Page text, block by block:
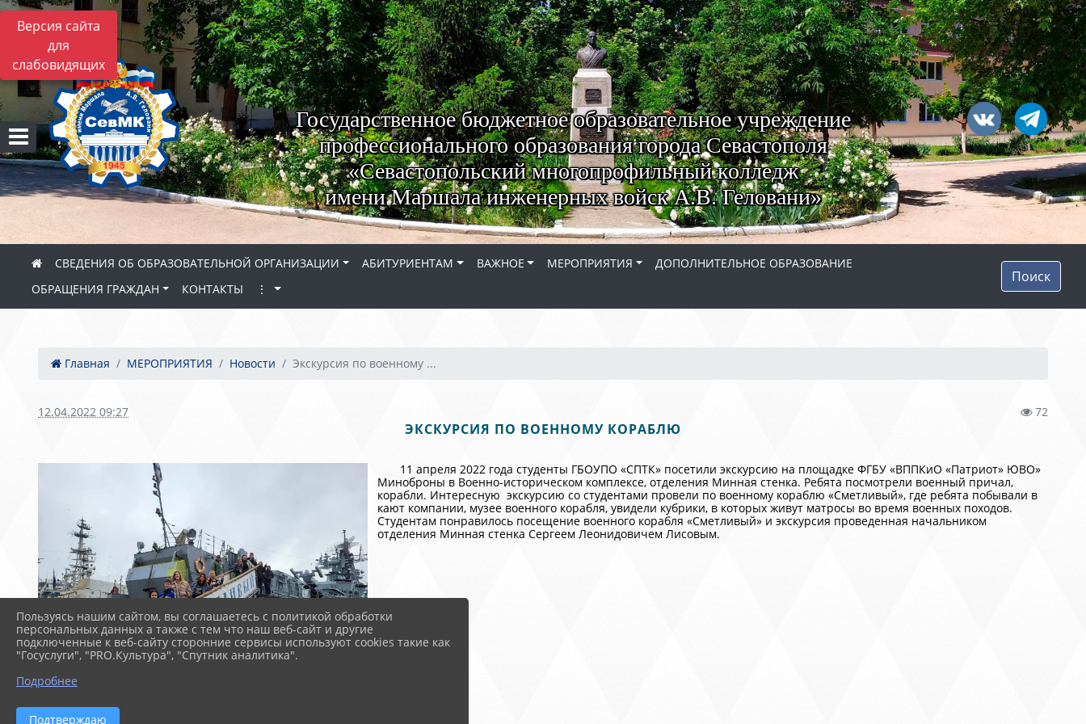
Версия сайта
для
слабовидящих
Государственное бюджетное образовательное учреждение
профессионального образования города Севастополя
«Севастопольский многопрофильный колледж
имени Маршала инженерных войск А.В. Геловани»
СВЕДЕНИЯ ОБ ОБРАЗОВАТЕЛЬНОЙ ОРГАНИЗАЦИИ АБИТУРИЕНТАМ ВАЖНОЕ МЕРОПРИЯТИЯ
ДОПОЛНИТЕЛЬНОЕ ОБРАЗОВАНИЕ
ОБРАЩЕНИЯ ГРАЖДАН
КОНТАКТЫ ⋮
Поиск
Главная МЕРОПРИЯТИЯ Новости Экскурсия по военному ...
12.04.2022 09:27 72
ЭКСКУРСИЯ ПО ВОЕННОМУ КОРАБЛЮ
11 апреля 2022 года студенты ГБОУПО «СПТК» посетили экскурсию на площадке ФГБУ «ВППКиО «Патриот» ЮВО»
Миноброны в Военно-историческом комплексе, отделения Минная стенка. Ребята посмотрели военный причал,
корабли. Интересную экскурсию со студентами провели по военному кораблю «Сметливый», где ребята побывали в
кают компании, музее военного корабля, увидели кубрики, в которых живут матросы во время военных походов.
Студентам понравилось посещение военного корабля «Сметливый» и экскурсия проведенная начальником
отделения Минная стенка Сергеем Леонидовичем Лисовым.
Пользуясь нашим сайтом, вы соглашаетесь с политикой обработки
персональных данных а также с тем что наш веб-сайт и другие
подключенные к веб-сайту сторонние сервисы используют cookies такие как
"Госуслуги", "PRO.Культура", "Спутник аналитика".
Подробнее
Подтверждаю